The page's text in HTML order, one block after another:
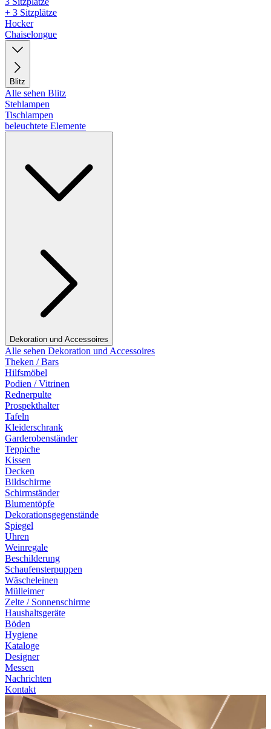
+ 3 Sitzplätze
Hocker
Chaiselongue
Blitz
Alle sehen Blitz
Stehlampen
Tischlampen
beleuchtete Elemente
Dekoration und Accessoires
Alle sehen Dekoration und Accessoires
Theken / Bars
Hilfsmöbel
Podien / Vitrinen
Rednerpulte
Prospekthalter
Tafeln
Kleiderschrank
Garderobenständer
Teppiche
Kissen
Decken
Bildschirme
Schirmständer
Blumentöpfe
Dekorationsgegenstände
Spiegel
Uhren
Weinregale
Beschilderung
Schaufensterpuppen
Wäscheleinen
Mülleimer
Zelte / Sonnenschirme
Haushaltsgeräte
Böden
Hygiene
Kataloge
Designer
Messen
Nachrichten
Kontakt